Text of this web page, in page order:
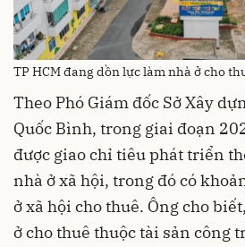
TP HCM đang dồn lực làm nhà ở cho
Theo Phó Giám đốc Sở Xây
Quốc Bình, trong giai đoạn
được giao chỉ tiêu phát triển
nhà ở xã hội, trong đó có
ở xã hội cho thuê. Ông cho
ở cho thuê thuộc tài sản công